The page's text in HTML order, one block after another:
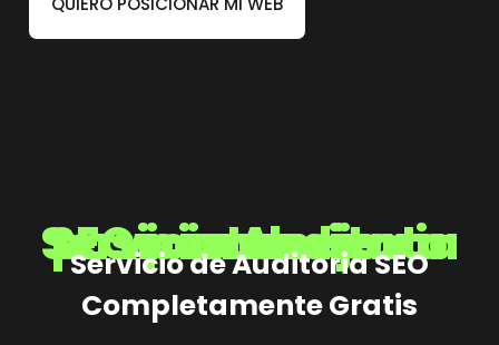
Servicio Auditoria SEO para mejorar tu posicionamiento web
Servicio de Auditoria SEO
Completamente Gratis